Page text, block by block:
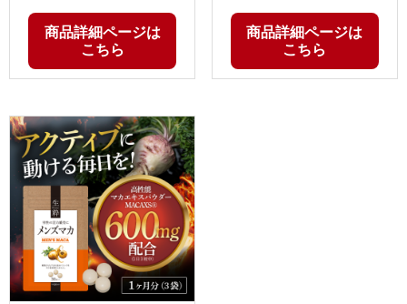
商品詳細ページは
こちら
商品詳細ページは
こちら